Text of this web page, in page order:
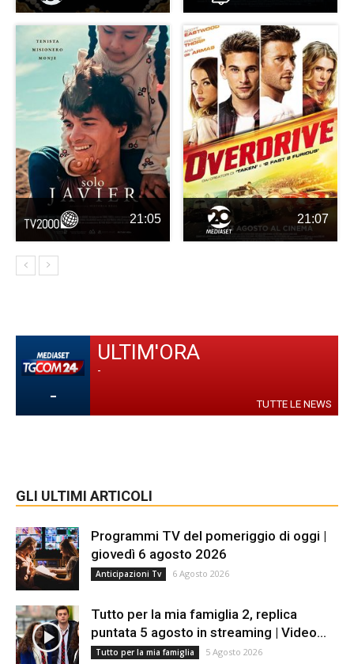
21:05 21:07
-
ULTIM'ORA
-
TUTTE LE NEWS
GLI ULTIMI ARTICOLI
Programmi TV del pomeriggio di oggi |
giovedì 6 agosto 2026
Anticipazioni Tv 6 Agosto 2026
Tutto per la mia famiglia 2, replica
puntata 5 agosto in streaming | Video...
Tutto per la mia famiglia 5 Agosto 2026